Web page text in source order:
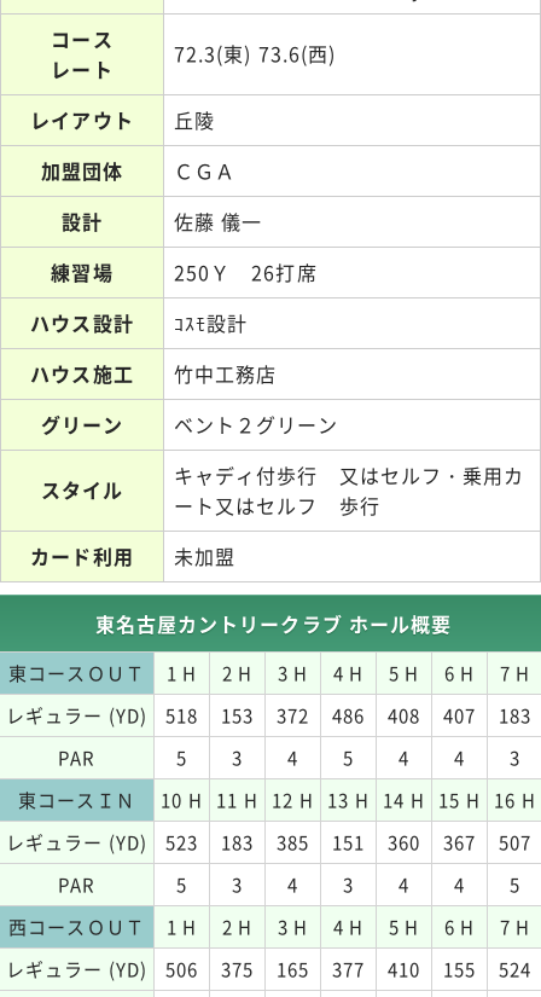
コース
レート
72.3(東) 73.6(西)
レイアウト
丘陵
加盟団体
ＣＧＡ
設計
佐藤 儀一
練習場
250Ｙ 26打席
ハウス設計
ｺｽﾓ設計
ハウス施工
竹中工務店
グリーン
ベント２グリーン
スタイル
キャディ付歩行 又はセルフ・乗用カ
ート又はセルフ 歩行
カード利用
未加盟
東名古屋カントリークラブ ホール概要
東コースＯＵＴ 1 H 2 H 3 H 4 H 5 H 6 H
7 H
レギュラー (YD)
518 153 372 486 408 407
183
PAR
5 3 4 5 4 4
3
東コースＩＮ
10 H 11 H 12 H 13 H 14 H 15 H
16 H
レギュラー (YD)
523 183 385 151 360 367
507
PAR
5 3 4 3 4 4
5
西コースＯＵＴ
1 H 2 H 3 H 4 H 5 H 6 H
7 H
レギュラー (YD)
506 375 165 377 410 155
524